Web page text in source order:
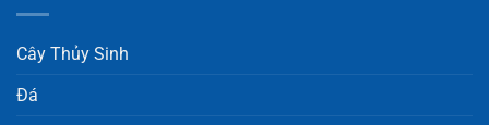
Cây Thủy Sinh
Đá